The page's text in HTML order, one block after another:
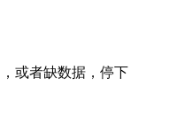
或者缺数据，停下